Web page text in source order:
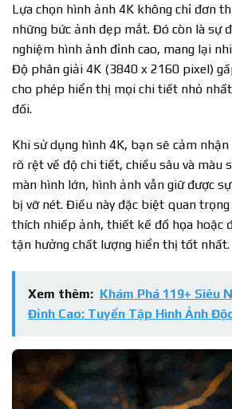
Lựa chọn hình ảnh 4K không chỉ đơn
những bức ảnh đẹp mắt. Đó còn là sự
nghiệm hình ảnh đỉnh cao, mang lại
Độ phân giải 4K (3840 x 2160 pixel)
cho phép hiển thị mọi chi tiết nhỏ
đối.
Khi sử dụng hình 4K, bạn sẽ cảm
rõ rệt về độ chi tiết, chiều sâu và màu
màn hình lớn, hình ảnh vẫn giữ được
bị vỡ nét. Điều này đặc biệt quan
thích nhiếp ảnh, thiết kế đồ họa hoặc
tận hưởng chất lượng hiển thị tốt nhất.
Xem thêm: Khám Phá 119+ Siêu
Đỉnh Cao: Tuyển Tập Hình Ảnh